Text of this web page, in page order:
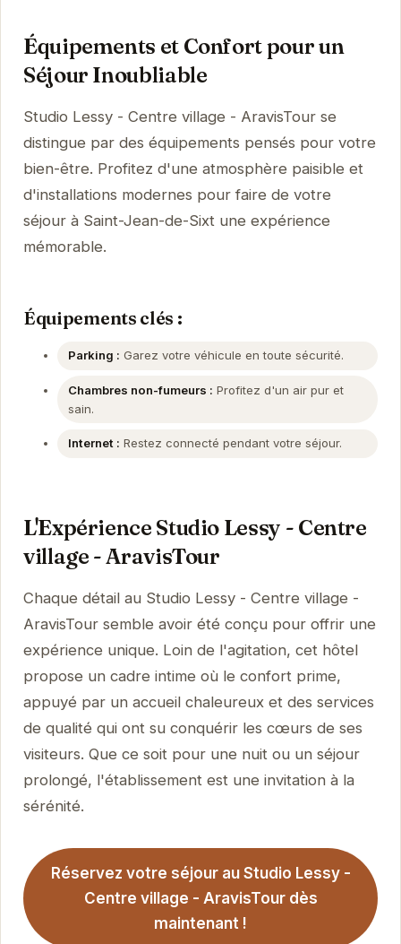
Équipements et Confort pour un
Séjour Inoubliable
Studio Lessy - Centre village - AravisTour se
distingue par des équipements pensés pour votre
bien-être. Profitez d'une atmosphère paisible et
d'installations modernes pour faire de votre
séjour à Saint-Jean-de-Sixt une expérience
mémorable.
Équipements clés :
Parking : Garez votre véhicule en toute sécurité.
Chambres non-fumeurs : Profitez d'un air pur et
sain.
Internet : Restez connecté pendant votre séjour.
L'Expérience Studio Lessy - Centre
village - AravisTour
Chaque détail au Studio Lessy - Centre village -
AravisTour semble avoir été conçu pour offrir une
expérience unique. Loin de l'agitation, cet hôtel
propose un cadre intime où le confort prime,
appuyé par un accueil chaleureux et des services
de qualité qui ont su conquérir les cœurs de ses
visiteurs. Que ce soit pour une nuit ou un séjour
prolongé, l'établissement est une invitation à la
sérénité.
Réservez votre séjour au Studio Lessy -
Centre village - AravisTour dès
maintenant !